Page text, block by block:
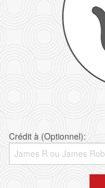
Crédit à (Optionnel):